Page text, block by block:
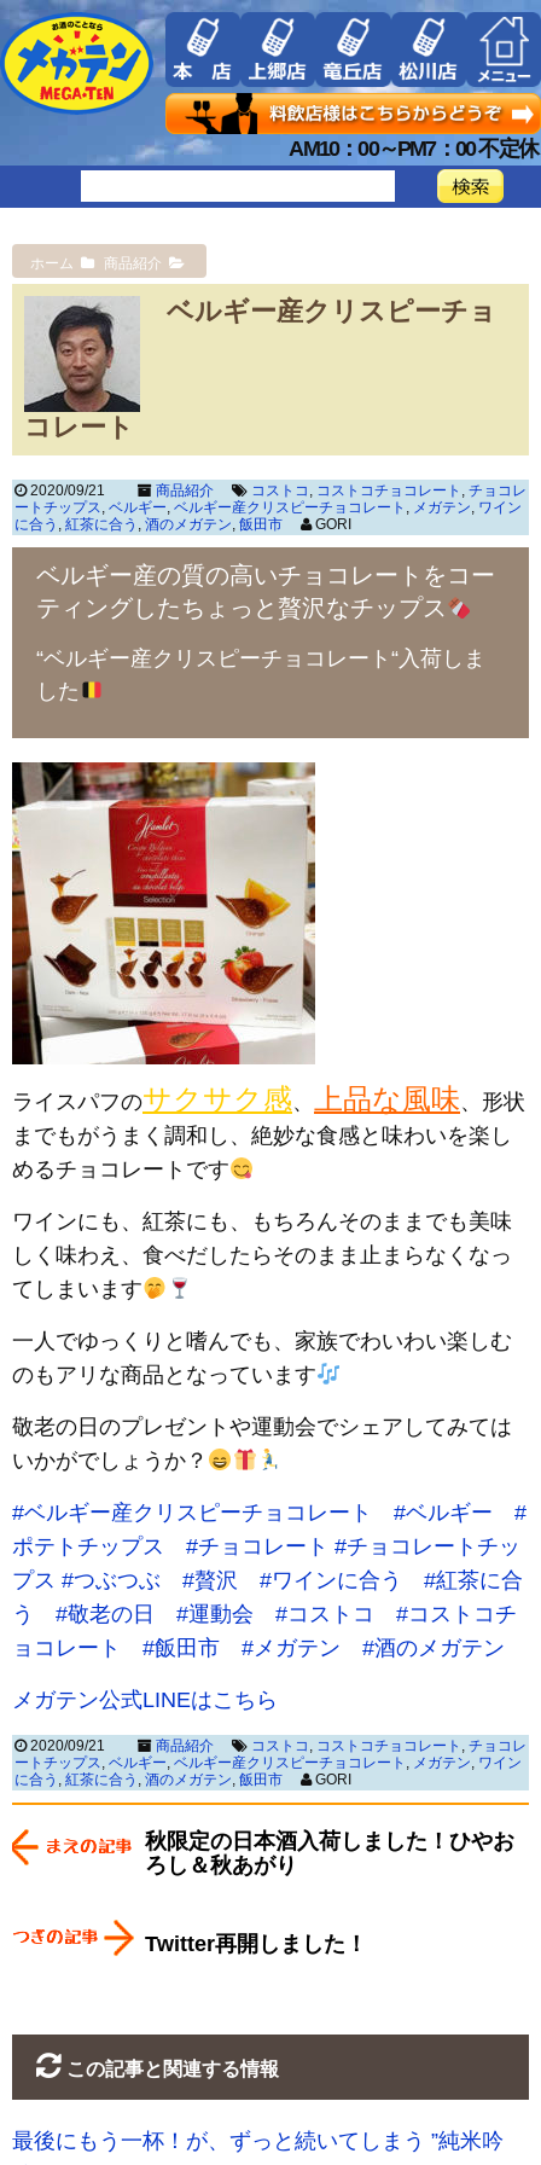
AM10：00～PM7：00 不定休
ホーム 商品紹介
ベルギー産クリスピーチョ
コレート
2020/09/21 商品紹介 コストコ , コストコチョコレート , チョコレ
ートチップス, ベルギー, ベルギー産クリスピーチョコレート , メガテン, ワイン
に合う , 紅茶に合う , 酒のメガテン, 飯田市 GORI
ベルギー産の質の高いチョコレートをコー
ティングしたちょっと贅沢なチップス
“ベルギー産クリスピーチョコレート“入荷しま
した
ライスパフのサクサク感、 上品な風味、形状
までもがうまく調和し、絶妙な食感と味わいを楽し
めるチョコレートです
ワインにも、紅茶にも、もちろんそのままでも美味
しく味わえ、食べだしたらそのまま止まらなくなっ
てしまいます
一人でゆっくりと嗜んでも、家族でわいわい楽しむ
のもアリな商品となっています
敬老の日のプレゼントや運動会でシェアしてみては
いかがでしょうか？
#ベルギー産クリスピーチョコレート #ベルギー
#
ポテトチップス
#チョコレート #チョコレートチッ
プス #つぶつぶ #贅沢 #ワインに合う
#紅茶に合
う
#敬老の日 #運動会 #コストコ
#コストコチ
ョコレート
#飯田市 #メガテン #酒のメガテン
メガテン公式LINEはこちら
2020/09/21 商品紹介 コストコ , コストコチョコレート , チョコレ
ートチップス, ベルギー, ベルギー産クリスピーチョコレート , メガテン, ワイン
に合う , 紅茶に合う , 酒のメガテン, 飯田市 GORI
秋限定の日本酒入荷しました！ひやお
ろし＆秋あがり
Twitter再開しました！
この記事と関連する情報
最後にもう一杯！が、ずっと続いてしまう ”純米吟